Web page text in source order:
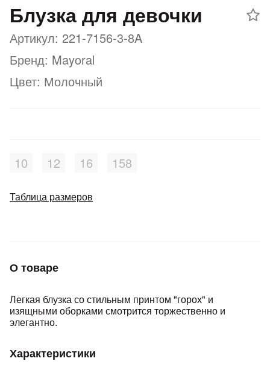
Блузка для девочки
Артикул: 221-7156-3-8A
Бренд: Mayoral
Цвет: Молочный
10 12 16 158
Таблица размеров
О товаре
Легкая блузка со стильным принтом "горох" и
изящными оборками смотрится торжественно и
элегантно.
Характеристики
Оплачивайте сегодня только
25% картой любого банка
списываться
с вашей карты
25
недели
Остались вопросы?